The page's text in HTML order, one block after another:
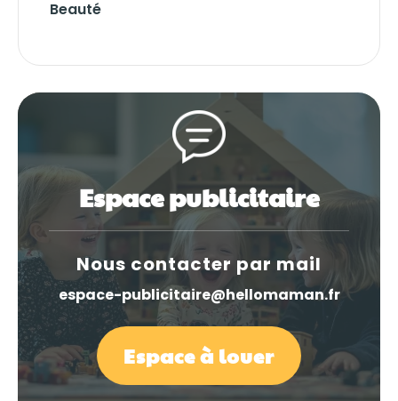
Beauté
Espace publicitaire
Nous contacter par mail
espace-publicitaire@hellomaman.fr
Espace à louer